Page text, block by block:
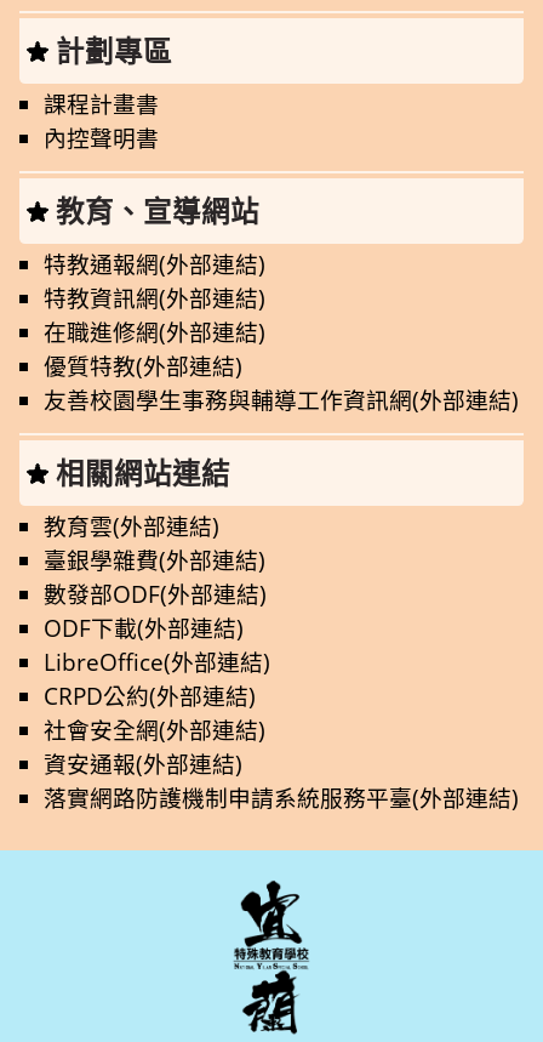
計劃專區
課程計畫書
內控聲明書
教育、宣導網站
特教通報網(外部連結)
特教資訊網(外部連結)
在職進修網(外部連結)
優質特教(外部連結)
友善校園學生事務與輔導工作資訊網(外部連結)
相關網站連結
教育雲(外部連結)
臺銀學雜費(外部連結)
數發部ODF(外部連結)
ODF下載(外部連結)
LibreOffice(外部連結)
CRPD公約(外部連結)
社會安全網(外部連結)
資安通報(外部連結)
落實網路防護機制申請系統服務平臺(外部連結)